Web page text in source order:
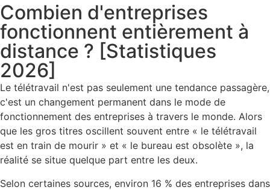
Combien d'entreprises
fonctionnent entièrement à
distance ? [Statistiques
2026]
Le télétravail n'est pas seulement une tendance passagère,
c'est un changement permanent dans le mode de
fonctionnement des entreprises à travers le monde. Alors
que les gros titres oscillent souvent entre « le télétravail
est en train de mourir » et « le bureau est obsolète », la
réalité se situe quelque part entre les deux.
Selon certaines sources, environ 16 % des entreprises dans